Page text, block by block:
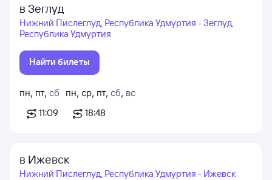
в Зеглуд
Нижний Пислеглуд, Республика Удмуртия - Зеглуд,
Республика Удмуртия
Найти билеты
пн, пт, сб
11:09
пн, ср, пт, сб, вс
18:48
в Ижевск
Нижний Пислеглуд, Республика Удмуртия - Ижевск